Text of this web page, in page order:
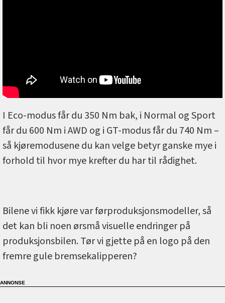
I Eco-modus får du 350 Nm bak, i Normal og Sport
får du 600 Nm i AWD og i GT-modus får du 740 Nm –
så kjøremodusene du kan velge betyr ganske mye i
forhold til hvor mye krefter du har til rådighet.
Bilene vi fikk kjøre var førproduksjonsmodeller, så
det kan bli noen ørsmå visuelle endringer på
produksjonsbilen. Tør vi gjette på en logo på den
fremre gule bremsekalipperen?